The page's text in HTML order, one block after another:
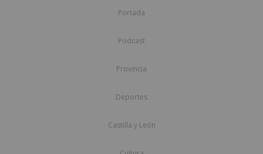
Portada
Podcast
Provincia
Deportes
Castilla y León